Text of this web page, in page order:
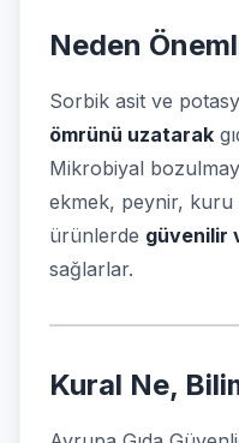
Neden
Sorbik asit ve
ömrünü uzatarak
Mikrobiyal
ekmek, peynir, kuru
ürünlerde güvenilir
sağlarlar.
Kural Ne,